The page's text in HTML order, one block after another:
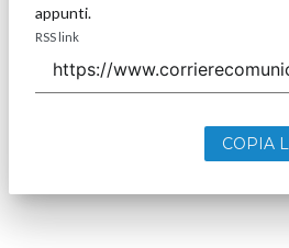
appunti.
RSS link
COPIA